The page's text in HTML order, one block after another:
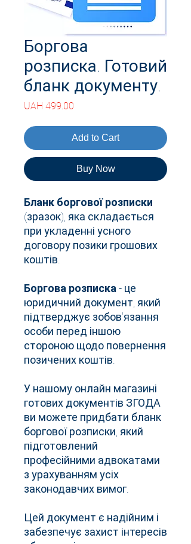
Боргова
розписка. Готовий
бланк документу.
UAH 499.00
Add to Cart
Buy Now
Бланк боргової розписки
(зразок), яка складається
при укладенні усного
договору позики грошових
коштів.
Боргова розписка - це
юридичний документ, який
підтверджує зобов'язання
особи перед іншою
стороною щодо повернення
позичених коштів.
У нашому онлайн магазині
готових документів ЗГОДА
ви можете придбати бланк
боргової розписки, який
підготовлений
професійними адвокатами
з урахуванням усіх
законодавчих вимог.
Цей документ є надійним і
забезпечує захист інтересів